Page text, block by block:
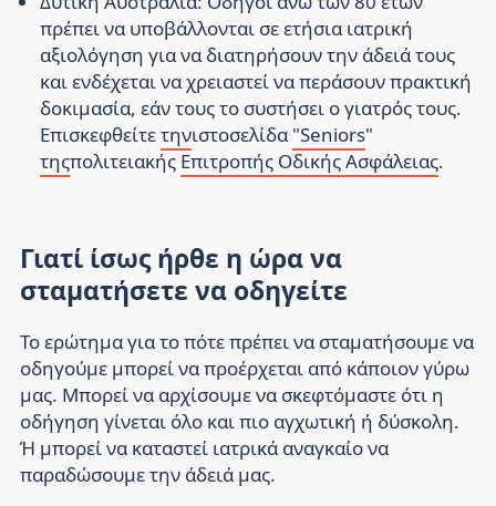
πρέπει να υποβάλλονται σε ετήσια ιατρική
αξιολόγηση για να διατηρήσουν την άδειά τους
και ενδέχεται να χρειαστεί να περάσουν πρακτική
δοκιμασία, εάν τους το συστήσει ο γιατρός τους.
Επισκεφθείτετηνιστοσελίδα"Seniors"
τηςπολιτειακής Επιτροπής Οδικής Ασφάλειας.
Γιατί ίσως ήρθε η ώρα να
σταματήσετε να οδηγείτε
Το ερώτημα για το πότε πρέπει να σταματήσουμε να
οδηγούμε μπορεί να προέρχεται από κάποιον γύρω
μας. Μπορεί να αρχίσουμε να σκεφτόμαστε ότι η
οδήγηση γίνεται όλο και πιο αγχωτική ή δύσκολη.
Ή μπορεί να καταστεί ιατρικά αναγκαίο να
παραδώσουμε την άδειά μας.